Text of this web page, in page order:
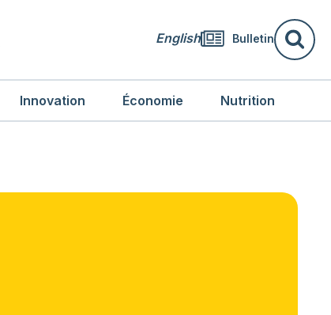
English Bulletin
Innovation Économie Nutrition